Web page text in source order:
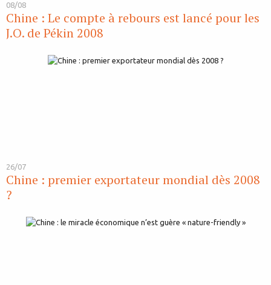
08/08
Chine : Le compte à rebours est lancé pour les
J.O. de Pékin 2008
26/07
Chine : premier exportateur mondial dès 2008
?